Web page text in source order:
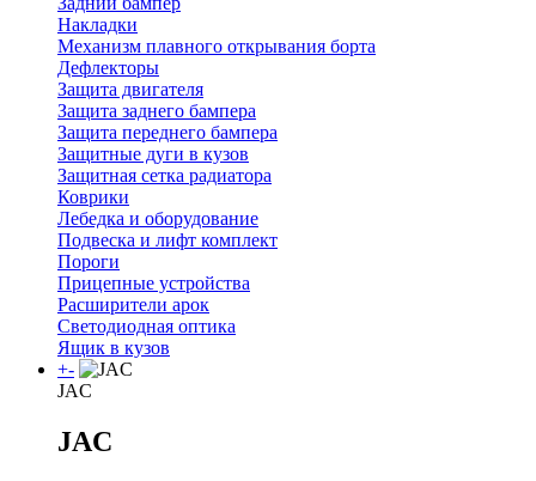
Накладки
Механизм плавного открывания борта
Дефлекторы
Защита двигателя
Защита заднего бампера
Защита переднего бампера
Защитные дуги в кузов
Защитная сетка радиатора
Коврики
Лебедка и оборудование
Подвеска и лифт комплект
Пороги
Прицепные устройства
Расширители арок
Светодиодная оптика
Ящик в кузов
+-
JAC
JAC